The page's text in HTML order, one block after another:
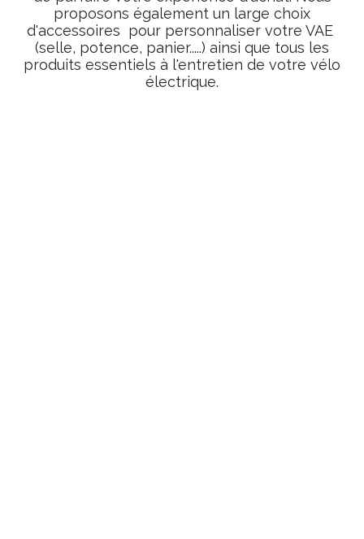
proposons également un large choix
d'accessoires pour personnaliser votre VAE
(selle, potence, panier.....) ainsi que tous les
produits essentiels à l'entretien de votre vélo
électrique.